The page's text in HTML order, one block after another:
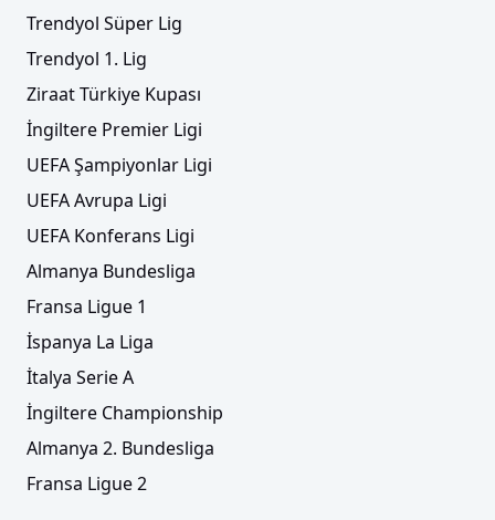
Trendyol Süper Lig
Trendyol 1. Lig
Ziraat Türkiye Kupası
İngiltere Premier Ligi
UEFA Şampiyonlar Ligi
UEFA Avrupa Ligi
UEFA Konferans Ligi
Almanya Bundesliga
Fransa Ligue 1
İspanya La Liga
İtalya Serie A
İngiltere Championship
Almanya 2. Bundesliga
Fransa Ligue 2